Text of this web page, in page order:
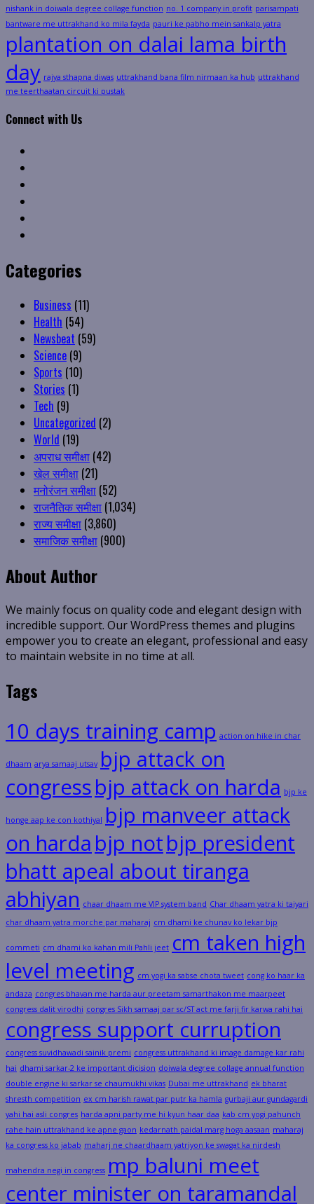
nishank in doiwala degree collage function no. 1 company in profit parisampati
bantware me uttrakhand ko mila fayda pauri ke pabho mein sankalp yatra
plantation on dalai lama birth
day rajya sthapna diwas uttrakhand bana film nirmaan ka hub uttrakhand
me teerthaatan circuit ki pustak
Connect with Us
Categories
Business (11)
Health (54)
Newsbeat (59)
Science (9)
Sports (10)
Stories (1)
Tech (9)
Uncategorized (2)
World (19)
अपराध समीक्षा (42)
खेल समीक्षा (21)
मनोरंजन समीक्षा (52)
राजनैतिक समीक्षा (1,034)
राज्य समीक्षा (3,860)
समाजिक समीक्षा (900)
About Author
We mainly focus on quality code and elegant design with
incredible support. Our WordPress themes and plugins
empower you to create an elegant, professional and easy
to maintain website in no time at all.
Tags
10 days training camp action on hike in char
dhaam arya samaaj utsav bjp attack on
congressbjp attack on harda bjp ke
honge aap ke con kothiyal bjp manveer attack
on harda bjp notbjp president
bhatt apeal about tiranga
abhiyan chaar dhaam me VIP system band Char dhaam yatra ki taiyari
char dhaam yatra morche par maharaj cm dhami ke chunav ko lekar bjp
commeti cm dhami ko kahan mili Pahli jeet cm taken high
level meeting cm yogi ka sabse chota tweet cong ko haar ka
andaza congres bhavan me harda aur preetam samarthakon me maarpeet
congress dalit virodhi congres Sikh samaaj par sc/ST act me farji fir karwa rahi hai
congress support curruption
congress suvidhawadi sainik premi congress uttrakhand ki image damage kar rahi
hai dhami sarkar-2 ke important dicision doiwala degree collage annual function
double engine ki sarkar se chaumukhi vikas Dubai me uttrakhand ek bharat
shresth competition ex cm harish rawat par putr ka hamla gurbaji aur gundagardi
yahi hai asli congres harda apni party me hi kyun haar daa kab cm yogi pahunch
rahe hain uttrakhand ke apne gaon kedarnath paidal marg hoga aasaan maharaj
ka congress ko jabab maharj ne chaardhaam yatriyon ke swagat ka nirdesh
mahendra negi in congress mp baluni meet
center minister on taramandal